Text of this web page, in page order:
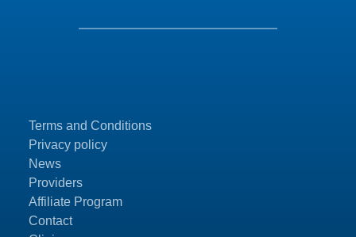
Terms and Conditions
Privacy policy
News
Providers
Affiliate Program
Contact